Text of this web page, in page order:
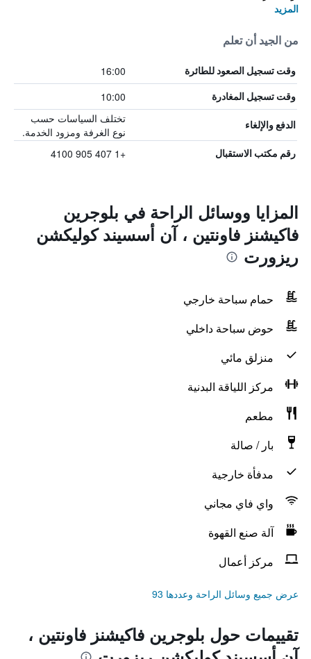
المزيد
من الجيد أن تعلم
وقت تسجيل الصعود للطائرة 16:00
وقت تسجيل المغادرة 10:00
الدفع والإلغاء
تختلف السياسات حسب
نوع الغرفة ومزود الخدمة.
رقم مكتب الاستقبال +1 407 905 4100
المزايا ووسائل الراحة في بلوجرين
فاكيشنز فاونتين ، آن أسسيند كوليكشن
ريزورت
حمام سباحة خارجي
حوض سباحة داخلي
منزلق مائي
مركز اللياقة البدنية
مطعم
بار / صالة
مدفأة خارجية
واي فاي مجاني
آلة صنع القهوة
مركز أعمال
عرض جميع وسائل الراحة وعددها 93
تقييمات حول بلوجرين فاكيشنز فاونتين ،